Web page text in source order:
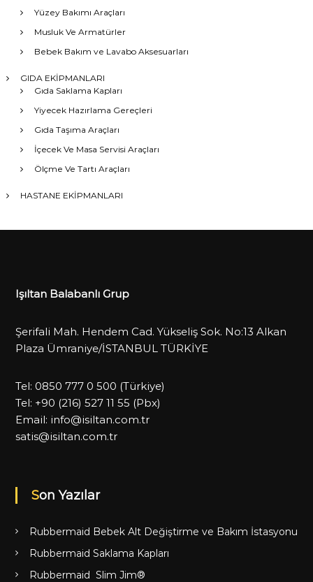
Yüzey Bakımı Araçları
Musluk Ve Armatürler
Bebek Bakım ve Lavabo Aksesuarları
GIDA EKİPMANLARI
Gıda Saklama Kapları
Yiyecek Hazırlama Gereçleri
Gıda Taşıma Araçları
İçecek Ve Masa Servisi Araçları
Ölçme Ve Tartı Araçları
HASTANE EKİPMANLARI
Işıltan Balabanlı Grup
Şerifali Mah. Hendem Cad. Yükseliş Sok. No:13 Alkan
Plaza Ümraniye/İSTANBUL TÜRKİYE
Tel: 0850 777 0 500 (Türkiye)
Tel: +90 (216) 527 11 55 (Pbx)
Email: info@isiltan.com.tr
satis@isiltan.com.tr
Son Yazılar
Rubbermaid Bebek Alt Değiştirme ve Bakım İstasyonu
Rubbermaid Saklama Kapları
Rubbermaid Slim Jim®